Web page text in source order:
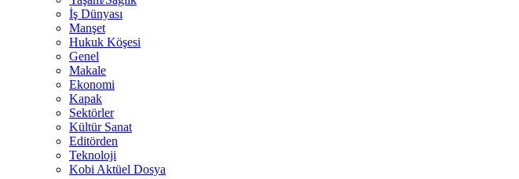
İş Dünyası
Manşet
Hukuk Köşesi
Genel
Makale
Ekonomi
Kapak
Sektörler
Kültür Sanat
Editörden
Teknoloji
Kobi Aktüel Dosya